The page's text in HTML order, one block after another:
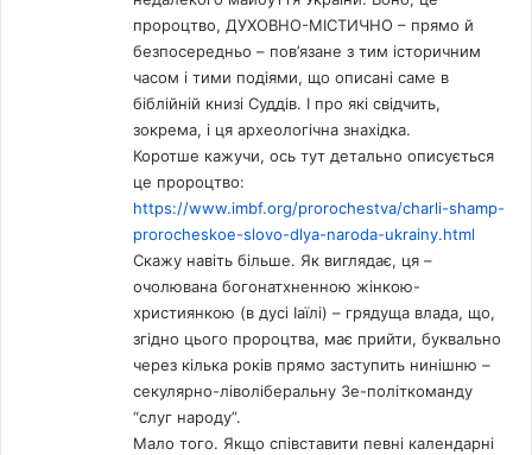
пророцтво, ДУХОВНО-МІСТИЧНО – прямо й
безпосередньо – пов’язане з тим історичним
часом і тими подіями, що описані саме в
біблійній книзі Суддів. І про які свідчить,
зокрема, і ця археологічна знахідка.
Коротше кажучи, ось тут детально описується
це пророцтво:
https://www.imbf.org/prorochestva/charli-shamp-
prorocheskoe-slovo-dlya-naroda-ukrainy.html
Скажу навіть більше. Як виглядає, ця –
очолювана богонатхненною жінкою-
християнкою (в дусі Іаїлі) – грядуща влада, що,
згідно цього пророцтва, має прийти, буквально
через кілька років прямо заступить нинішню –
секулярно-ліволіберальну Зе-політкоманду
“слуг народу”.
Мало того. Якщо співставити певні календарні